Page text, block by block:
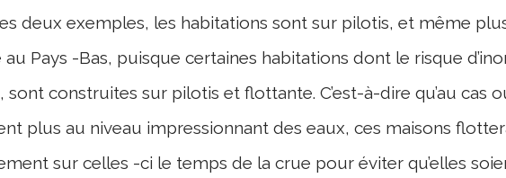
deux exemples, les habitations sont sur pilotis, et même
au Pays -Bas, puisque certaines habitations dont le risque
sont construites sur pilotis et flottante. C’est-à-dire qu’au cas
plus au niveau impressionnant des eaux, ces maisons
sur celles -ci le temps de la crue pour éviter qu’elles